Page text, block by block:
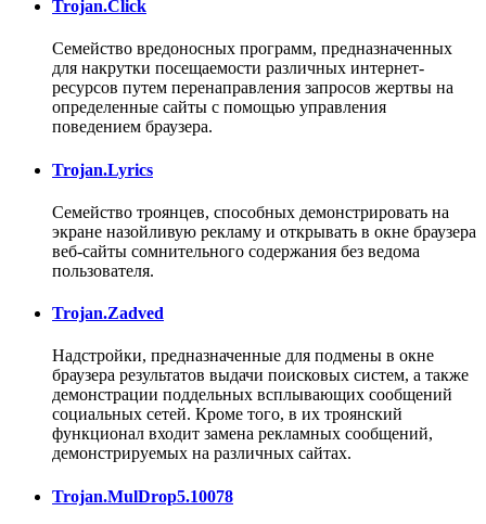
Trojan.Click
Семейство вредоносных программ, предназначенных
для накрутки посещаемости различных интернет-
ресурсов путем перенаправления запросов жертвы на
определенные сайты с помощью управления
поведением браузера.
Trojan.Lyrics
Семейство троянцев, способных демонстрировать на
экране назойливую рекламу и открывать в окне браузера
веб-сайты сомнительного содержания без ведома
пользователя.
Trojan.Zadved
Надстройки, предназначенные для подмены в окне
браузера результатов выдачи поисковых систем, а также
демонстрации поддельных всплывающих сообщений
социальных сетей. Кроме того, в их троянский
функционал входит замена рекламных сообщений,
демонстрируемых на различных сайтах.
Trojan.MulDrop5.10078